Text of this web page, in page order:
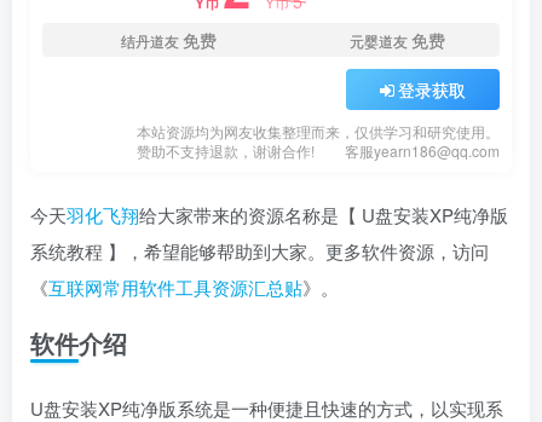
结丹道友免费 元婴道友免费
登录获取
本站资源均为网友收集整理而来，仅供学习和研究使用。
赞助不支持退款，谢谢合作!
客服yearn186@qq.com
今天羽化飞翔给大家带来的资源名称是【 U盘安装XP纯净版
系统教程 】，希望能够帮助到大家。更多软件资源，访问
《互联网常用软件工具资源汇总贴》。
软件介绍
U盘安装XP纯净版系统是一种便捷且快速的方式，以实现系